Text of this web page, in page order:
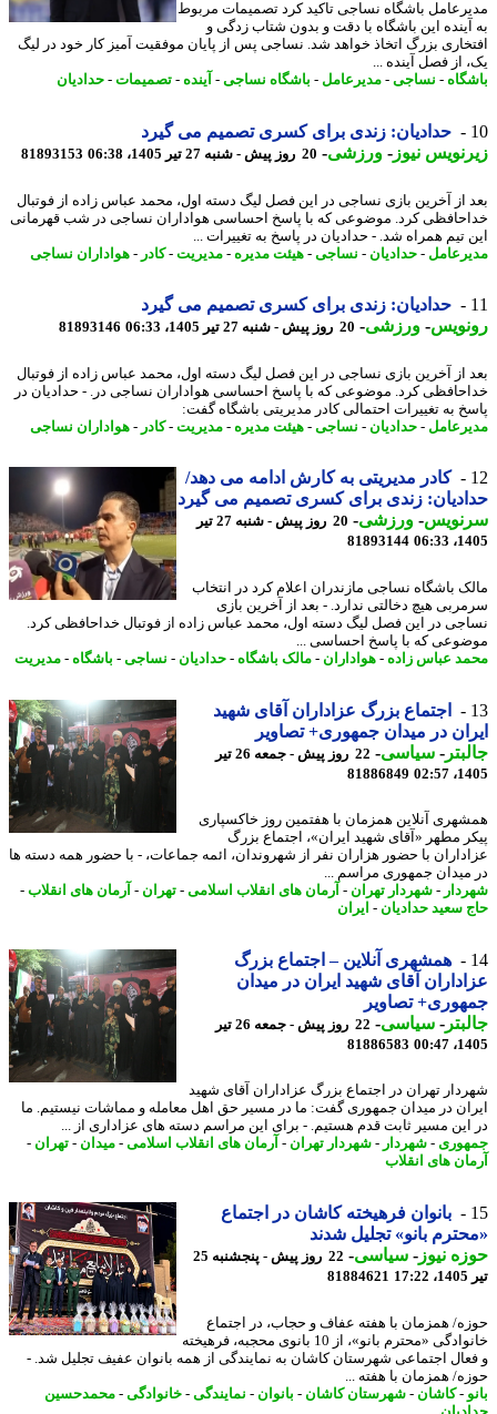
باشگاه نساجی تاکید کرد تصمیمات مربوط
این باشگاه با دقت و بدون شتاب زدگی و
بزرگ اتخاذ خواهد شد. نساجی پس از پایان موفقیت آمیز کار خود در لیگ
از فصل آینده ...
-نساجی-مدیرعامل-باشگاه نساجی-آینده -تصمیمات-حدادیان
حدادیان: زندی برای کسری تصمیم می گیرد
نیوز-ورزشی-20 روز پیش - شنبه 27 تیر 1405، 06:38 81893153
از آخرین بازی نساجی در این فصل لیگ دسته اول، محمد عباس زاده از فوتبال
کرد. موضوعی که با پاسخ احساسی هواداران نساجی در شب قهرمانی
تیم همراه شد. - حدادیان در پاسخ به تغییرات ...
-حدادیان -نساجی-هیئت مدیره-مدیریت-کادر-هواداران نساجی
حدادیان: زندی برای کسری تصمیم می گیرد
-ورزشی-20 روز پیش - شنبه 27 تیر 1405، 06:33 81893146
از آخرین بازی نساجی در این فصل لیگ دسته اول، محمد عباس زاده از فوتبال
کرد. موضوعی که با پاسخ احساسی هواداران نساجی در. - حدادیان در
به تغییرات احتمالی کادر مدیریتی باشگاه گفت:
-حدادیان -نساجی-هیئت مدیره-مدیریت-کادر-هواداران نساجی
کادر مدیریتی به کارش ادامه می دهد/
زندی برای کسری تصمیم می گیرد
-ورزشی-
20 روز پیش - شنبه 27 تیر
81893144
باشگاه نساجی مازندران اعلام کرد در انتخاب
هیچ دخالتی ندارد. - بعد از آخرین بازی
در این فصل لیگ دسته اول، محمد عباس زاده از فوتبال خداحافظی کرد.
که با پاسخ احساسی ...
عباس زاده - هواداران - مالک باشگاه-حدادیان -نساجی-باشگاه-مدیریت
اجتماع بزرگ عزاداران آقای شهید
در میدان جمهوری+ تصاویر
-سیاسی-
22 روز پیش - جمعه 26 تیر
81886849
آنلاین همزمان با هفتمین روز خاکسپاری
مطهر «آقای شهید ایران»، اجتماع بزرگ
با حضور هزاران نفر از شهروندان، ائمه جماعات، - با حضور همه دسته ها
جمهوری مراسم ...
-شهردار تهران- آرمان های انقلاب اسلامی-تهران- آرمان های انقلاب-
سعید حدادیان -ایران
همشهری آنلاین – اجتماع بزرگ
آقای شهید ایران در میدان
تصاویر
-سیاسی-
22 روز پیش - جمعه 26 تیر
81886583
تهران در اجتماع بزرگ عزاداران آقای شهید
در میدان جمهوری گفت: ما در مسیر حق اهل معامله و مماشات نیستیم. ما
مسیر ثابت قدم هستیم. - برای این مراسم دسته های عزاداری از ...
- شهردار-شهردار تهران- آرمان های انقلاب اسلامی-میدان- تهران-
های انقلاب
بانوان فرهیخته کاشان در اجتماع
بانو» تجلیل شدند
نیوز-سیاسی-
22 روز پیش - پنجشنبه 25
81884621
همزمان با هفته عفاف و حجاب، در اجتماع
خانوادگی «محترم بانو»، از 10 بانوی محجبه، فرهیخته
اجتماعی شهرستان کاشان به نمایندگی از همه بانوان عفیف تجلیل شد. -
همزمان با هفته ...
-کاشان-شهرستان کاشان-بانوان- نمایندگی-خانوادگی -محمدحسین